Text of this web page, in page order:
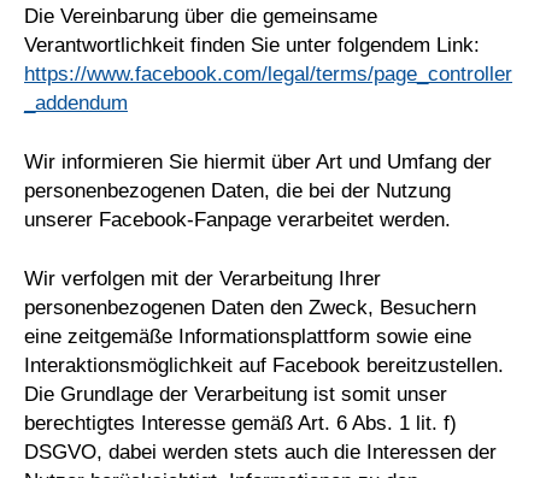
Die Vereinbarung über die gemeinsame
Verantwortlichkeit finden Sie unter folgendem Link:
https://www.facebook.com/legal/terms/page_controller
_addendum
Wir informieren Sie hiermit über Art und Umfang der
personenbezogenen Daten, die bei der Nutzung
unserer Facebook-Fanpage verarbeitet werden.
Wir verfolgen mit der Verarbeitung Ihrer
personenbezogenen Daten den Zweck, Besuchern
eine zeitgemäße Informationsplattform sowie eine
Interaktionsmöglichkeit auf Facebook bereitzustellen.
Die Grundlage der Verarbeitung ist somit unser
berechtigtes Interesse gemäß Art. 6 Abs. 1 lit. f)
DSGVO, dabei werden stets auch die Interessen der